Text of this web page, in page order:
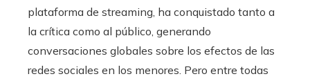
plataforma de streaming, ha conquistado tanto a
la crítica como al público, generando
conversaciones globales sobre los efectos de las
redes sociales en los menores. Pero entre todas